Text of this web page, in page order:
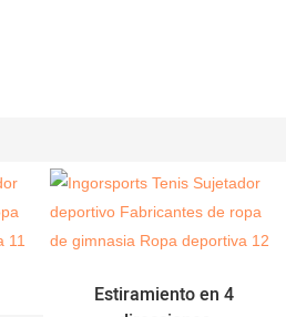
Estiramiento en 4